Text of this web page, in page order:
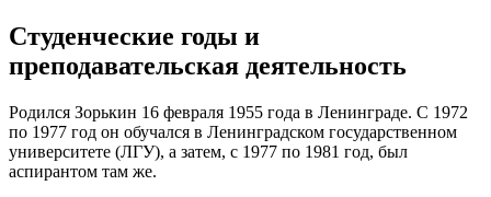
Студенческие годы и
преподавательская деятельность
Родился Зорькин 16 февраля 1955 года в Ленинграде. С 1972
по 1977 год он обучался в Ленинградском государственном
университете (ЛГУ), а затем, с 1977 по 1981 год, был
аспирантом там же.